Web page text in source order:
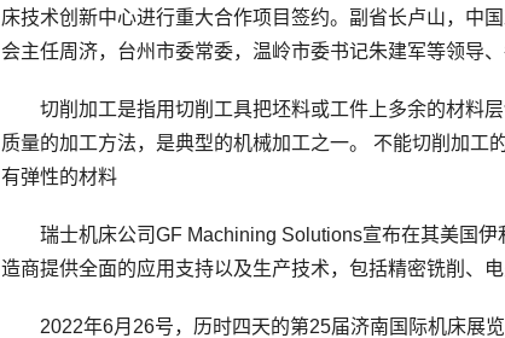
床技术创新中心进行重大合作项目签约。副省长卢山，中
会主任周济，台州市委常委，温岭市委书记朱建军等领导
切削加工是指用切削工具把坯料或工件上多余的材料层
质量的加工方法，是典型的机械加工之一。 不能切削加工
有弹性的材料
瑞士机床公司GF Machining Solutions宣布在其美国伊
造商提供全面的应用支持以及生产技术，包括精密铣削、
2022年6月26号，历时四天的第25届济南国际机床展览